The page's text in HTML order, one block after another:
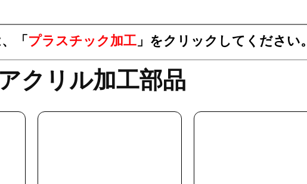
「 プラスチック加工 」をクリックしてください。
クリル加工部品